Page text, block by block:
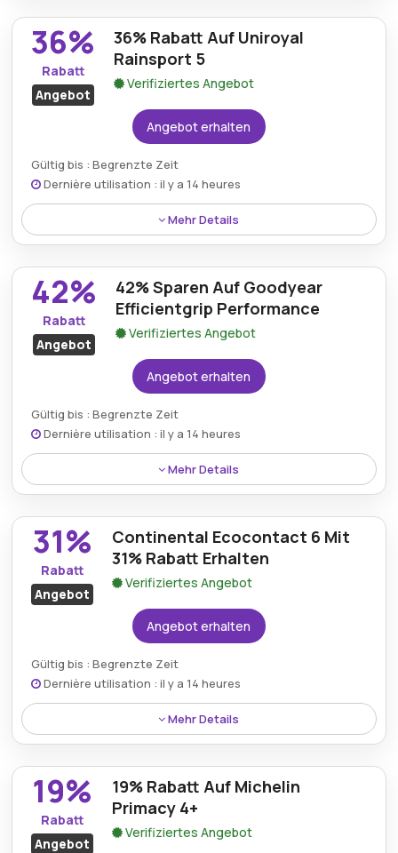
Reifendirekt.de Gutscheincode und erhalten Sie
zusätzlichen Mehrwert beim Kauf von Reifen, Felgen
und Autozubehör.
36%
Rabatt
Angebot
36% Rabatt Auf Uniroyal
Rainsport 5
Verifiziertes Angebot
Angebot erhalten
Gültig bis : Begrenzte Zeit
Dernière utilisation : il y a 14 heures
Mehr Details
Der Uniroyal RainSport 5 wird mit 36% Rabatt
angeboten und bietet hervorragende Leistung bei
Nässe zu einem äußerst erschwinglichen Preis.
42%
Rabatt
Angebot
42% Sparen Auf Goodyear
Efficientgrip Performance
Verifiziertes Angebot
Angebot erhalten
Gültig bis : Begrenzte Zeit
Dernière utilisation : il y a 14 heures
Mehr Details
Kunden können 42% auf den Goodyear Efficientgrip
Performance sparen, der fortschrittliche Leistung mit
ausgezeichneter Haltbarkeit von Reifen Direkt
kombiniert.
31%
Rabatt
Angebot
Continental Ecocontact 6 Mit
31% Rabatt Erhalten
Verifiziertes Angebot
Angebot erhalten
Gültig bis : Begrenzte Zeit
Dernière utilisation : il y a 14 heures
Mehr Details
Der Continental EcoContact 6 ist mit 31% Rabatt
erhältlich und bietet hervorragende
Kraftstoffeffizienz sowie zuverlässige
Straßenleistung über Reifen Direkt.
19%
Rabatt
Angebot
19% Rabatt Auf Michelin
Primacy 4+
Verifiziertes Angebot